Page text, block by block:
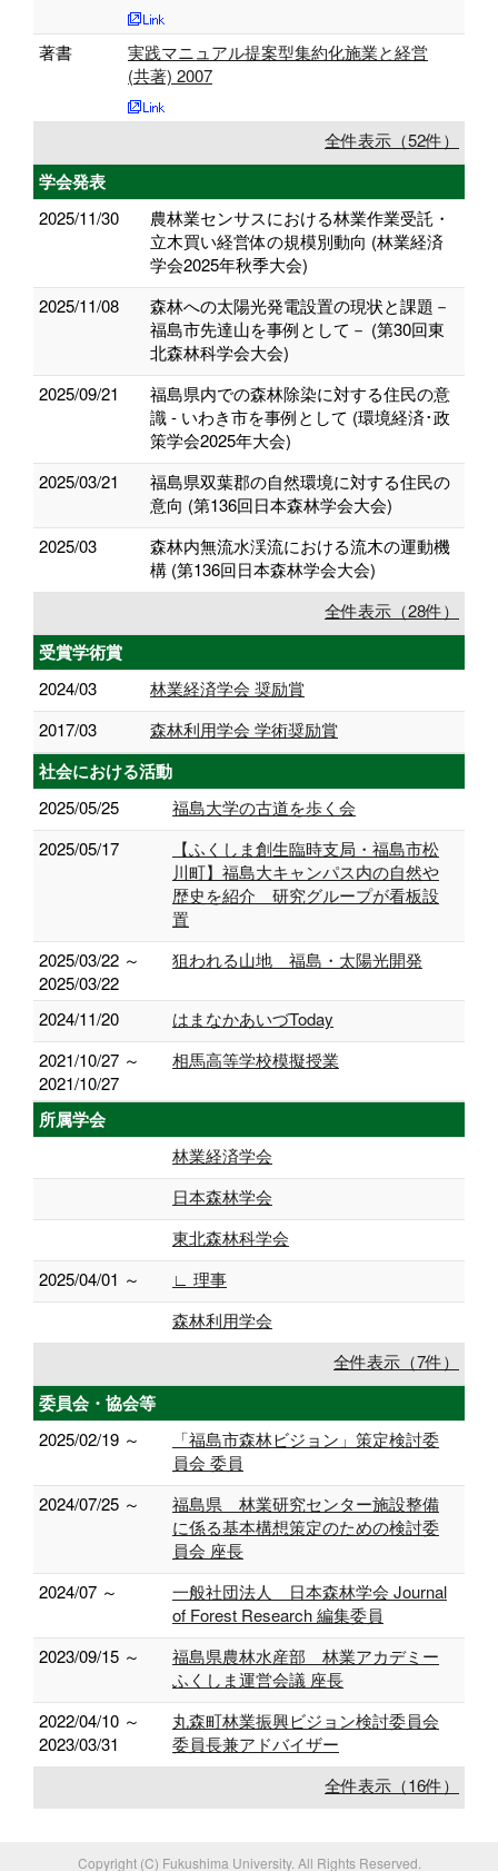
著書
実践マニュアル提案型集約化施業と経営
(共著) 2007
全件表示（52件）
学会発表
2025/11/30
農林業センサスにおける林業作業受託・
立木買い経営体の規模別動向 (林業経済
学会2025年秋季大会)
2025/11/08
森林への太陽光発電設置の現状と課題－
福島市先達山を事例として－ (第30回東
北森林科学会大会)
2025/09/21
福島県内での森林除染に対する住民の意
識 - いわき市を事例として (環境経済･政
策学会2025年大会)
2025/03/21
福島県双葉郡の自然環境に対する住民の
意向 (第136回日本森林学会大会)
2025/03
森林内無流水渓流における流木の運動機
構 (第136回日本森林学会大会)
全件表示（28件）
受賞学術賞
2024/03
林業経済学会 奨励賞
2017/03
森林利用学会 学術奨励賞
社会における活動
2025/05/25
福島大学の古道を歩く会
2025/05/17
【ふくしま創生臨時支局・福島市松
川町】福島大キャンパス内の自然や
歴史を紹介 研究グループが看板設
置
2025/03/22 ～
2025/03/22
狙われる山地 福島・太陽光開発
2024/11/20
はまなかあいづToday
2021/10/27 ～
2021/10/27
相馬高等学校模擬授業
所属学会
林業経済学会
日本森林学会
東北森林科学会
2025/04/01 ～
∟ 理事
森林利用学会
全件表示（7件）
委員会・協会等
2025/02/19 ～
「福島市森林ビジョン」策定検討委
員会 委員
2024/07/25 ～
福島県 林業研究センター施設整備
に係る基本構想策定のための検討委
員会 座長
2024/07 ～
一般社団法人 日本森林学会 Journal
of Forest Research 編集委員
2023/09/15 ～
福島県農林水産部 林業アカデミー
ふくしま運営会議 座長
2022/04/10 ～
2023/03/31
丸森町林業振興ビジョン検討委員会
委員長兼アドバイザー
全件表示（16件）
Copyright (C) Fukushima University. All Rights Reserved.